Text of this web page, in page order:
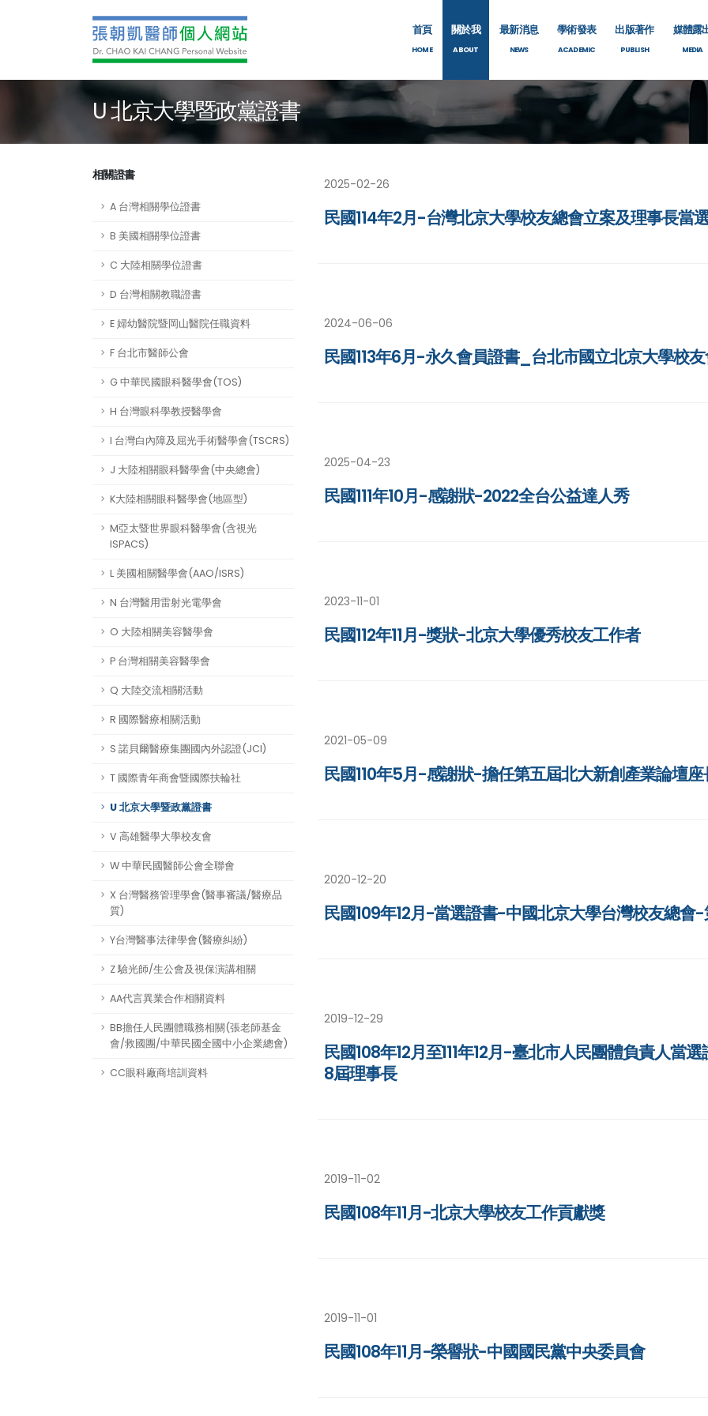
首頁
HOME
關於我
ABOUT
最新消息
NEWS
學術發表
ACADEMIC
出版著作
PUBLISH
媒體露
MEDIA
U 北京大學暨政黨證書
相關證書
A 台灣相關學位證書
B 美國相關學位證書
C 大陸相關學位證書
D 台灣相關教職證書
E 婦幼醫院暨岡山醫院任職資料
F 台北市醫師公會
G 中華民國眼科醫學會(TOS)
H 台灣眼科學教授醫學會
I 台灣白內障及屈光手術醫學會(TSCRS)
J 大陸相關眼科醫學會(中央總會)
K大陸相關眼科醫學會(地區型)
M亞太暨世界眼科醫學會(含視光
ISPACS)
L 美國相關醫學會(AAO/ISRS)
N 台灣醫用雷射光電學會
O 大陸相關美容醫學會
P 台灣相關美容醫學會
Q 大陸交流相關活動
R 國際醫療相關活動
S 諾貝爾醫療集團國內外認證(JCI)
T 國際青年商會暨國際扶輪社
U 北京大學暨政黨證書
V 高雄醫學大學校友會
W 中華民國醫師公會全聯會
X 台灣醫務管理學會(醫事審議/醫療品
質)
Y台灣醫事法律學會(醫療糾紛)
Z 驗光師/生公會及視保演講相關
AA代言異業合作相關資料
BB擔任人民團體職務相關(張老師基金
會/救國團/中華民國全國中小企業總會)
CC眼科廠商培訓資料
2025-02-26
民國114年2月-台灣北京大學校友總會立案及理事長當
2024-06-06
民國113年6月-永久會員證書_台北市國立北京大學校
2025-04-23
民國111年10月-感謝狀-2022全台公益達人秀
2023-11-01
民國112年11月-獎狀-北京大學優秀校友工作者
2021-05-09
民國110年5月-感謝狀-擔任第五屆北大新創產業論壇座
2020-12-20
民國109年12月-當選證書-中國北京大學台灣校友總會
2019-12-29
民國108年12月至111年12月-臺北市人民團體負責人當
8屆理事長
2019-11-02
民國108年11月-北京大學校友工作貢獻獎
2019-11-01
民國108年11月-榮譽狀-中國國民黨中央委員會